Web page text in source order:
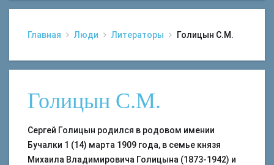
Главная Люди Литераторы Голицын С.М.
Голицын С.М.
Сергей Голицын родился в родовом имении
Бучалки 1 (14) марта 1909 года, в семье князя
Михаила Владимировича Голицына (1873-1942) и